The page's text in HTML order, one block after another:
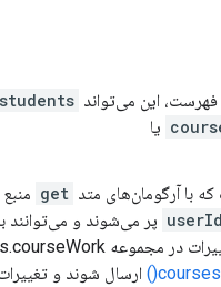
این می‌تواند
یا
با آرگومان‌های متد get
userId پر می‌شوند و می‌توانند
ارسال شوند و